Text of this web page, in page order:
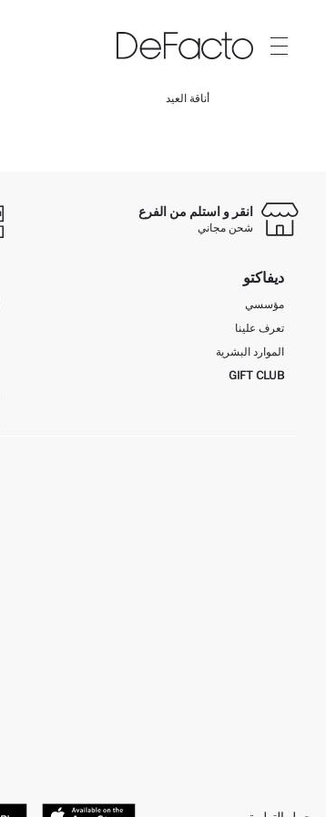
أناقة العيد
انقر و استلم من الفرع
شحن مجاني
ديفاكتو
مؤسسي
تعرف علينا
الموارد البشرية
GIFT CLUB